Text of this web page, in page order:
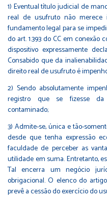
1) Eventual título judicial de
real de usufruto não merece
fundamento legal para se
do art. 1.393 do CC em conexão
dispositivo expressamente
Consabido que da
direito real de usufruto é
2) Sendo absolutamente
registro que se fizesse da
contaminado;
3) Admite-se, única e tão-
desde que tenha expressão
faculdade de perceber as
utilidade em suma. Entretanto,
Tal encerra um negócio
obrigacional. O elenco do
prevê a cessão do exercício do